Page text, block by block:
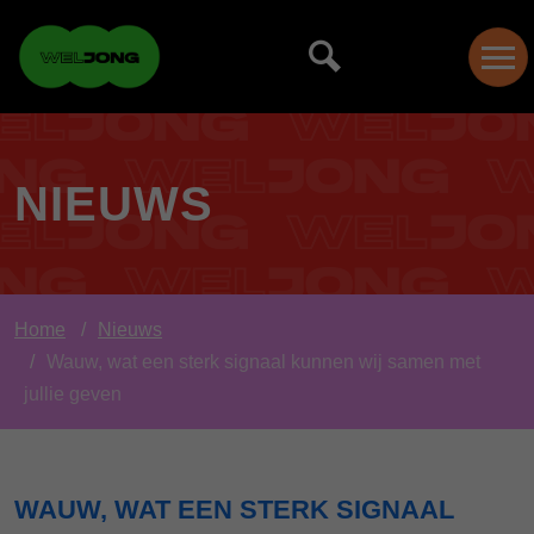
NIEUWS
Home
Nieuws
Wauw, wat een sterk signaal kunnen wij samen met
jullie geven
WAUW, WAT EEN STERK SIGNAAL